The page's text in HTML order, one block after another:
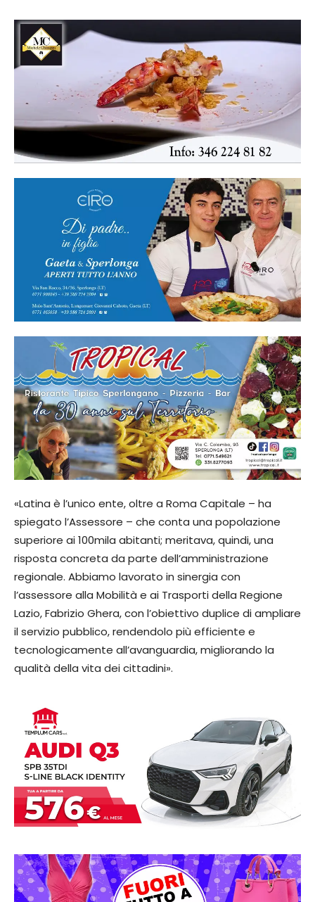
«Latina è l’unico ente, oltre a Roma Capitale – ha
spiegato l’Assessore – che conta una popolazione
superiore ai 100mila abitanti; meritava, quindi, una
risposta concreta da parte dell’amministrazione
regionale. Abbiamo lavorato in sinergia con
l’assessore alla Mobilità e ai Trasporti della Regione
Lazio, Fabrizio Ghera, con l’obiettivo duplice di ampliare
il servizio pubblico, rendendolo più efficiente e
tecnologicamente all’avanguardia, migliorando la
qualità della vita dei cittadini».